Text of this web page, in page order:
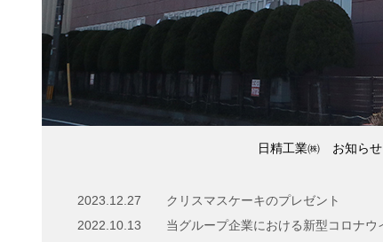
日精工業㈱ お知らせ
2023.12.27
クリスマスケーキのプレゼント
2022.10.13